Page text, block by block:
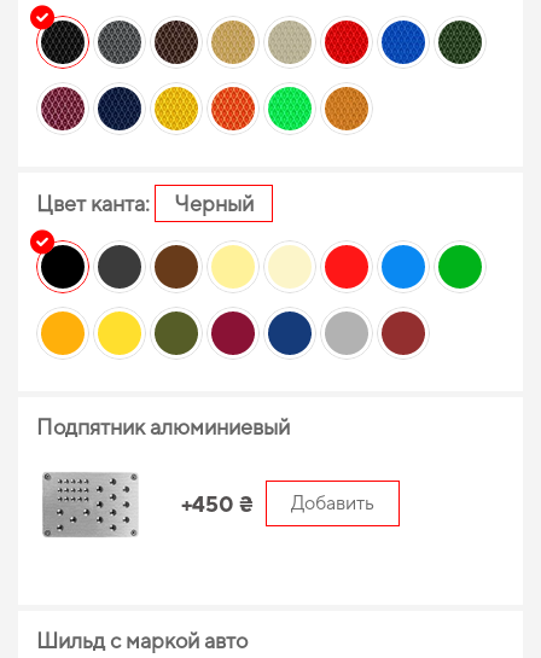
Цвет канта: Черный
Подпятник алюминиевый
+450 ₴ Добавить
Шильд с маркой авто